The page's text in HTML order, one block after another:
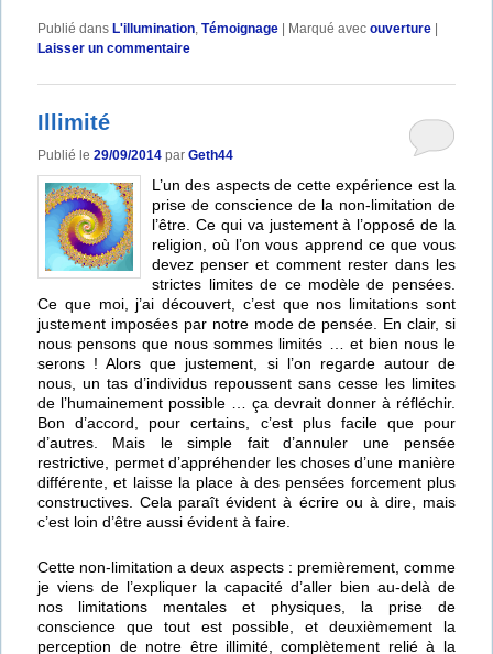
Publié dans L'illumination,Témoignage Marqué avec ouverture
Laisser un commentaire
Illimité
Publié le29/09/2014 parGeth44
L’un des aspects de cette expérience est la
prise de conscience de la non-limitation de
l’être. Ce qui va justement à l’opposé de la
religion, où l’on vous apprend ce que vous
devez penser et comment rester dans les
strictes limites de ce modèle de pensées.
Ce que moi, j’ai découvert, c’est que nos limitations sont
justement imposées par notre mode de pensée. En clair, si
nous pensons que nous sommes limités … et bien nous le
serons ! Alors que justement, si l’on regarde autour de
nous, un tas d’individus repoussent sans cesse les limites
de l’humainement possible … ça devrait donner à réfléchir.
Bon d’accord, pour certains, c’est plus facile que pour
d’autres. Mais le simple fait d’annuler une pensée
restrictive, permet d’appréhender les choses d’une manière
différente, et laisse la place à des pensées forcement plus
constructives. Cela paraît évident à écrire ou à dire, mais
c’est loin d’être aussi évident à faire.
Cette non-limitation a deux aspects : premièrement, comme
je viens de l’expliquer la capacité d’aller bien au-delà de
nos limitations mentales et physiques, la prise de
conscience que tout est possible, et deuxièmement la
perception de notre être illimité, complètement relié à la